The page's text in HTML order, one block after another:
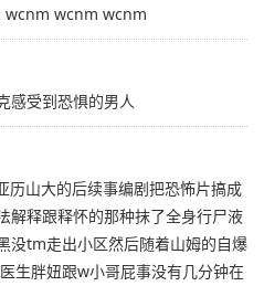
wcnm wcnm wcnm
感受到恐惧的男人
历山大的后续事编剧把恐怖片搞成
解释跟释怀的那种抹了全身行尸液
没tm走出小区然后随着山姆的自爆
生胖妞跟w小哥屁事没有几分钟在